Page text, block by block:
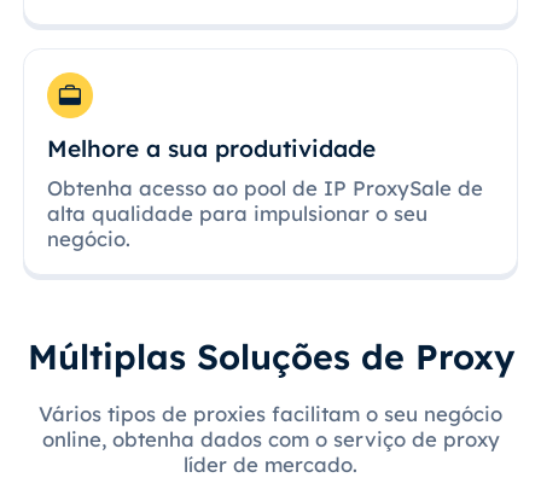
Melhore a sua produtividade
Obtenha acesso ao pool de IP ProxySale de
alta qualidade para impulsionar o seu
negócio.
Múltiplas Soluções de Proxy
Vários tipos de proxies facilitam o seu negócio
online, obtenha dados com o serviço de proxy
líder de mercado.